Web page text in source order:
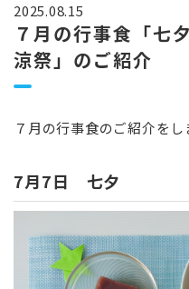
2025.08.15
７月の行事食「七
涼祭」のご紹介
７月の行事食のご紹介を
7月7日 七夕